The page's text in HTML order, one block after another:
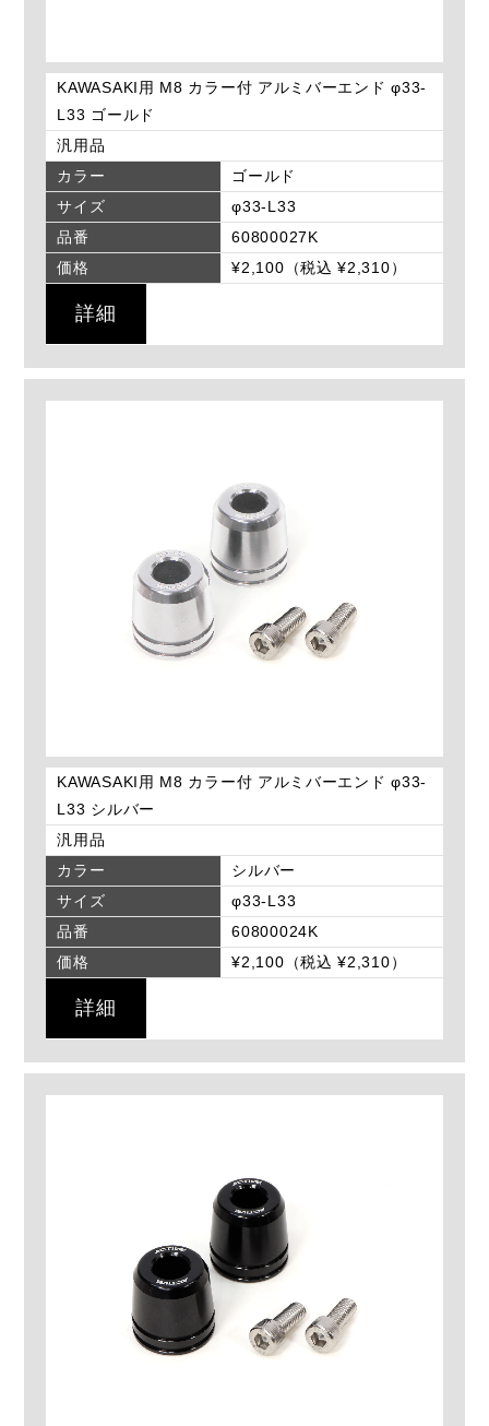
KAWASAKI用 M8 カラー付 アルミバーエンド φ33-
L33 ゴールド
汎用品
カラー
ゴールド
サイズ
φ33-L33
品番
60800027K
価格
¥2,100（税込 ¥2,310）
詳細
KAWASAKI用 M8 カラー付 アルミバーエンド φ33-
L33 シルバー
汎用品
カラー
シルバー
サイズ
φ33-L33
品番
60800024K
価格
¥2,100（税込 ¥2,310）
詳細